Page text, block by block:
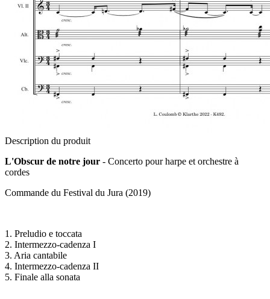
Description du produit
L'Obscur de notre jour - Concerto pour harpe et orchestre à
cordes
Commande du Festival du Jura (2019)
1. Preludio e toccata
2. Intermezzo-cadenza I
3. Aria cantabile
4. Intermezzo-cadenza II
5. Finale alla sonata